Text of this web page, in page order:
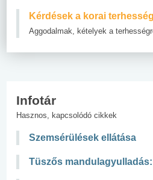
Kérdések a korai
Aggodalmak, kételyek a
Infotár
Hasznos, kapcsolódó cikkek
Szemsérülések ellátása
Tüszős